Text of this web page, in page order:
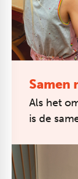
Samen
Als het
is de
kort en